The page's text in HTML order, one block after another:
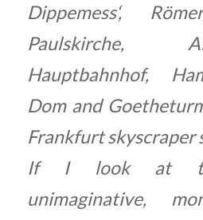
Dippemess‘,
Paulskirche,
Hauptbahnhof,
Dom and
Frankfurt skyscraper
If I look at
unimaginative,